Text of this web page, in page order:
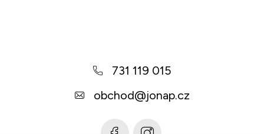
731 119 015
obchod@jonap.cz